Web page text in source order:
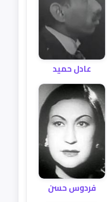
عادل حميد
فردوس حسن